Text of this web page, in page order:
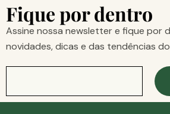
Fique por dentro
Assine nossa newsletter e fique por
novidades, dicas e das tendências